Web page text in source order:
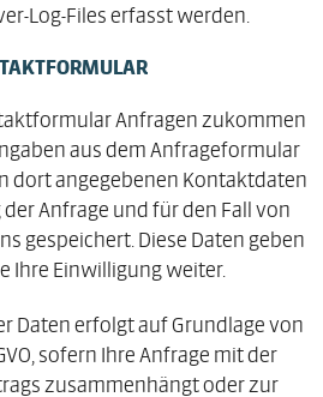
Log-Files erfasst werden.
Anfragen zukommen
aus dem Anfrageformular
dort angegebenen Kontaktdaten
Anfrage und für den Fall von
gespeichert. Diese Daten geben
Ihre Einwilligung weiter.
Daten erfolgt auf Grundlage von
sofern Ihre Anfrage mit der
zusammenhängt oder zur